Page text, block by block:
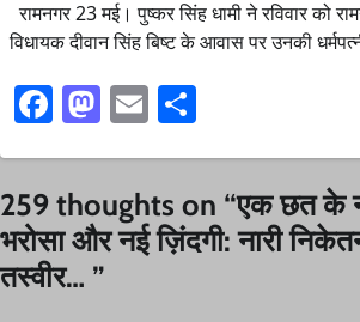
रामनगर 23 मई। पुष्कर सिंह धामी ने रविवार को
विधायक दीवान सिंह बिष्ट के आवास पर उनकी
Facebook
Mastodon
Email
259 thoughts on “एक छत के
भरोसा और नई ज़िंदगी: नारी
तस्वीर… ”